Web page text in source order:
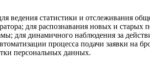
статистики и отслеживания
для распознавания новых и старых
для динамичного наблюдения за
процесса подачи заявки на
персональных данных.